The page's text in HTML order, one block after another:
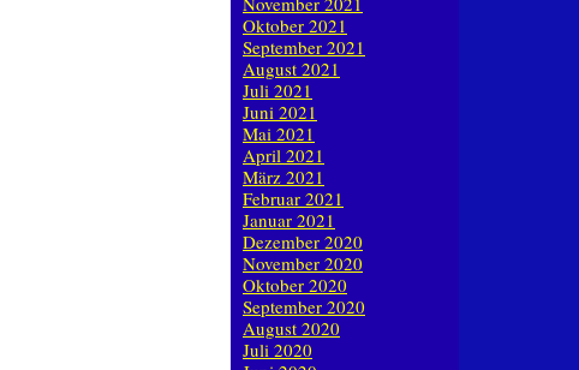
Oktober 2021
September 2021
August 2021
Juli 2021
Juni 2021
Mai 2021
April 2021
März 2021
Februar 2021
Januar 2021
Dezember 2020
November 2020
Oktober 2020
September 2020
August 2020
Juli 2020